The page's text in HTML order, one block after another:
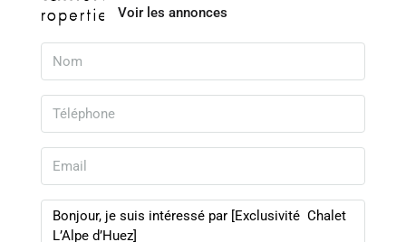
Voir les annonces